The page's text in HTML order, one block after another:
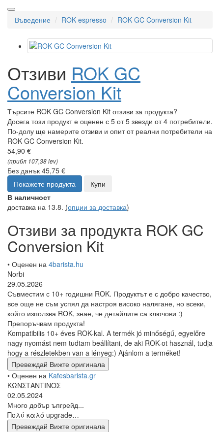
Въведение ROK espresso ROK GC Conversion Kit
Отзиви ROK GC
Conversion Kit
Търсите ROK GC Conversion Kit отзиви за продукта?
Досега този продукт е оценен с 5 от 5 звезди от 4 потребители.
По-долу ще намерите отзиви и опит от реални потребители на
ROK GC Conversion Kit.
54,90 €
(прибл 107,38 lev)
Без данък 45,75 €
Покажете продукта
Купи
В наличност
доставка на 13.8. (опции за доставка)
Отзиви за продукта ROK GC
Conversion Kit
• Оценен на 4barista.hu
Norbi
29.05.2026
Съвместим с 10+ годишни ROK. Продуктът е с добро качество,
все още не съм успял да настроя високо налягане, но всеки,
който използва ROK, знае, че детайлите са ключови :)
Препоръчвам продукта!
Kompatibilis 10+ éves ROK-kal. A termék jó minőségű, egyelőre
nagy nyomást nem tudtam beállítani, de aki ROK-ot használ, tudja
hogy a részletekben van a lényeg:) Ajánlom a terméket!
Превеждай Вижте оригинала
• Оценен на Kafesbarista.gr
ΚΩΝΣΤΑΝΤΙΝΟΣ
02.05.2024
Много добър ъпгрейд...
Πολύ καλό upgrade…
Превеждай Вижте оригинала